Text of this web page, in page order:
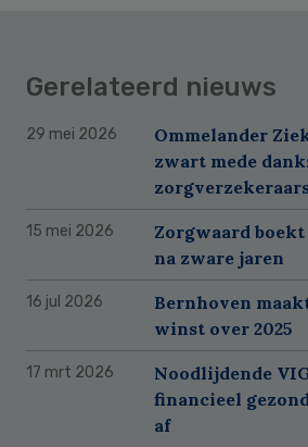
Gerelateerd nieuws
29 mei 2026
Ommelander
zwart mede
15 mei 2026
Zorgwaard
na zware jaren
16 jul 2026
Bernhoven
winst over 2025
17 mrt 2026
Noodlijdende
financieel
af